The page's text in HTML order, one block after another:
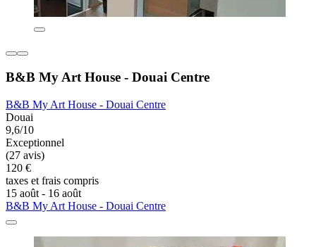
B&B My Art House - Douai Centre
B&B My Art House - Douai Centre
Douai
9,6/10
Exceptionnel
(27 avis)
120 €
taxes et frais compris
15 août - 16 août
B&B My Art House - Douai Centre